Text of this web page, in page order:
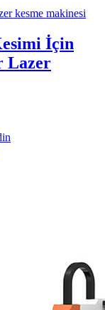
kesme makinesi
İçin
Lazer